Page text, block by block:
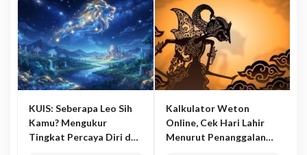
KUIS: Seberapa Leo Sih
Kamu? Mengukur
Tingkat Percaya Diri dan
Kalkulator Weton
Online, Cek Hari Lahir
Menurut Penanggalan